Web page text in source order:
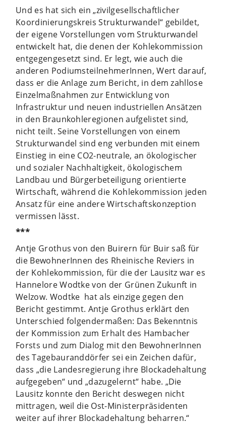
Und es hat sich ein „zivilgesellschaftlicher
Koordinierungskreis Strukturwandel“ gebildet,
der eigene Vorstellungen vom Strukturwandel
entwickelt hat, die denen der Kohlekommission
entgegengesetzt sind. Er legt, wie auch die
anderen PodiumsteilnehmerInnen, Wert darauf,
dass er die Anlage zum Bericht, in dem zahllose
Einzelmaßnahmen zur Entwicklung von
Infrastruktur und neuen industriellen Ansätzen
in den Braunkohleregionen aufgelistet sind,
nicht teilt. Seine Vorstellungen von einem
Strukturwandel sind eng verbunden mit einem
Einstieg in eine CO2-neutrale, an ökologischer
und sozialer Nachhaltigkeit, ökologischem
Landbau und Bürgerbeteiligung orientierte
Wirtschaft, während die Kohlekommission jeden
Ansatz für eine andere Wirtschaftskonzeption
vermissen lässt.
***
Antje Grothus von den Buirern für Buir saß für
die BewohnerInnen des Rheinische Reviers in
der Kohlekommission, für die der Lausitz war es
Hannelore Wodtke von der Grünen Zukunft in
Welzow. Wodtke hat als einzige gegen den
Bericht gestimmt. Antje Grothus erklärt den
Unterschied folgendermaßen: Das Bekenntnis
der Kommission zum Erhalt des Hambacher
Forsts und zum Dialog mit den BewohnerInnen
des Tagebauranddörfer sei ein Zeichen dafür,
dass „die Landesregierung ihre Blockadehaltung
aufgegeben“ und „dazugelernt“ habe. „Die
Lausitz konnte den Bericht deswegen nicht
mittragen, weil die Ost-Ministerpräsidenten
weiter auf ihrer Blockadehaltung beharren.“